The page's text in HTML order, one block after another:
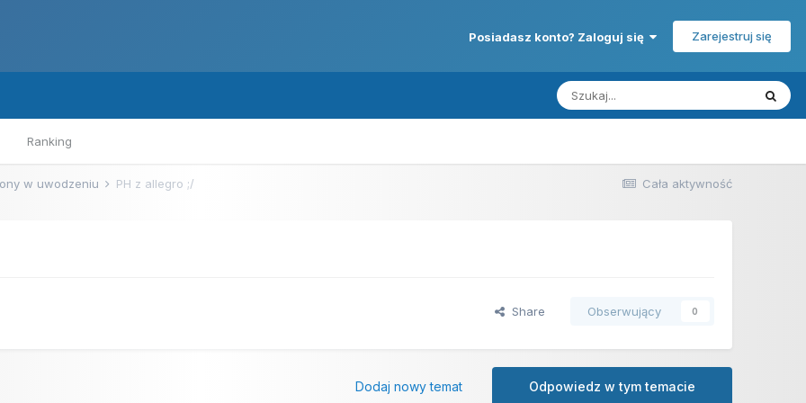
Posiadasz konto? Zaloguj się Zarejestruj się
Ranking
Cała aktywność
w uwodzeniu PH z allegro ;/
Share Obserwujący 0
Odpowiedz w tym temacie
Dodaj nowy temat